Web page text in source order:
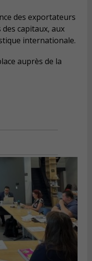
des exportateurs
capitaux, aux
internationale.
auprès de la